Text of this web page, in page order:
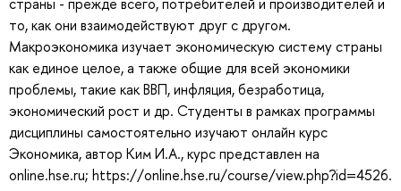
то, как они взаимодействуют друг с другом.
Макроэкономика изучает экономическую систему страны
как единое целое, а также общие для всей экономики
проблемы, такие как ВВП, инфляция, безработица,
экономический рост и др. Студенты в рамках программы
дисциплины самостоятельно изучают онлайн курс
Экономика, автор Ким И.А., курс представлен на
online.hse.ru; https://online.hse.ru/course/view.php?id=4526.